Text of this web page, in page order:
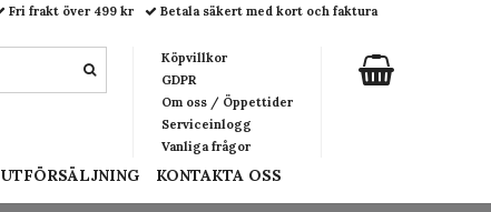
Fri frakt över 499 kr Betala säkert med kort och faktura
Köpvillkor
GDPR
Om oss / Öppettider
Serviceinlogg
Vanliga frågor
UTFÖRSÄLJNING KONTAKTA OSS